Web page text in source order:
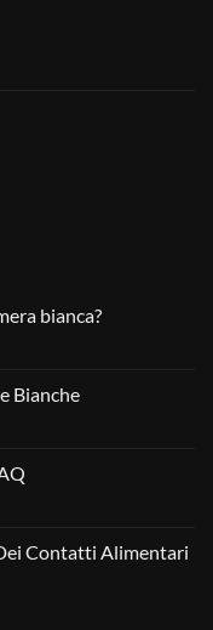
bianca?
Bianche
Contatti Alimentari